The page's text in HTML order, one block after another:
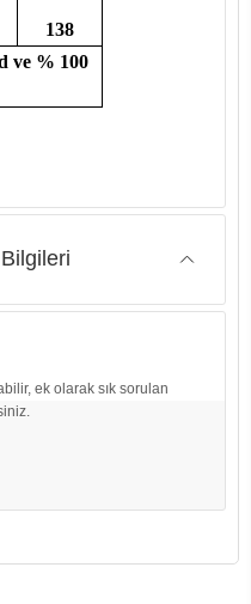
138
ve % 100
ek olarak sık sorulan